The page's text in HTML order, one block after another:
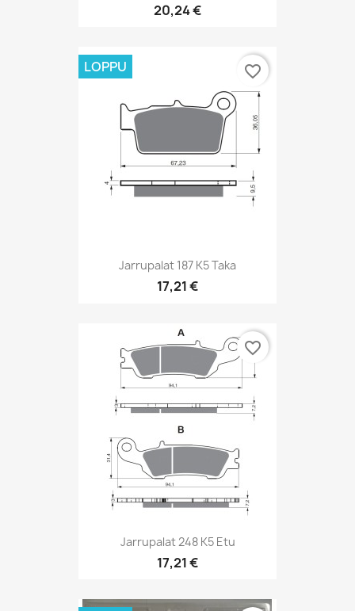
20,24 €
Jarrupalat 187 K5 Taka
17,21 €
LOPPU favorite_border
Jarrupalat 248 K5 Etu
17,21 €
favorite_border